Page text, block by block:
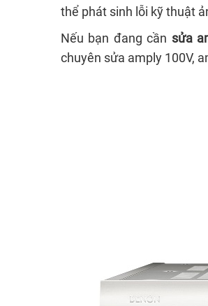
thể phát sinh lỗi kỹ thuật
Nếu bạn đang cần sửa
chuyên sửa amply 100V,